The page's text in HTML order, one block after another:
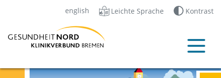
english Leichte Sprache Kontrast